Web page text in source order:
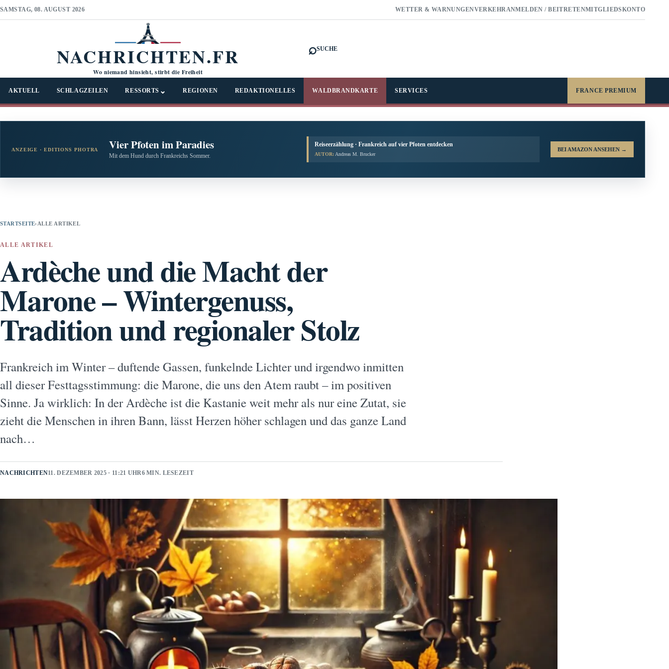
SAMSTAG, 08. AUGUST 2026 WETTER & WARNUNGENVERKEHRANMELDEN / BEITRETENMITGLIEDSKONTO
NACHRICHTEN.FR
Wo niemand hinsieht, stirbt die Freiheit
⌕SUCHE
AKTUELL SCHLAGZEILEN RESSORTS ⌄ REGIONEN REDAKTIONELLES WALDBRANDKARTE SERVICES FRANCE PREMIUM
ANZEIGE · EDITIONS PHOTRA Vier Pfoten im Paradies
Mit dem Hund durch Frankreichs Sommer.
Reiseerzählung · Frankreich auf vier Pfoten entdecken
AUTOR:Andreas M. Brucker
BEI AMAZON ANSEHEN →
STARTSEITE› ALLE ARTIKEL
ALLE ARTIKEL
Ardèche und die Macht der
Marone – Wintergenuss,
Tradition und regionaler Stolz
Frankreich im Winter – duftende Gassen, funkelnde Lichter und irgendwo inmitten
all dieser Festtagsstimmung: die Marone, die uns den Atem raubt – im positiven
Sinne. Ja wirklich: In der Ardèche ist die Kastanie weit mehr als nur eine Zutat, sie
zieht die Menschen in ihren Bann, lässt Herzen höher schlagen und das ganze Land
nach…
NACHRICHTEN11. DEZEMBER 2025 · 11:21 UHR6 MIN. LESEZEIT